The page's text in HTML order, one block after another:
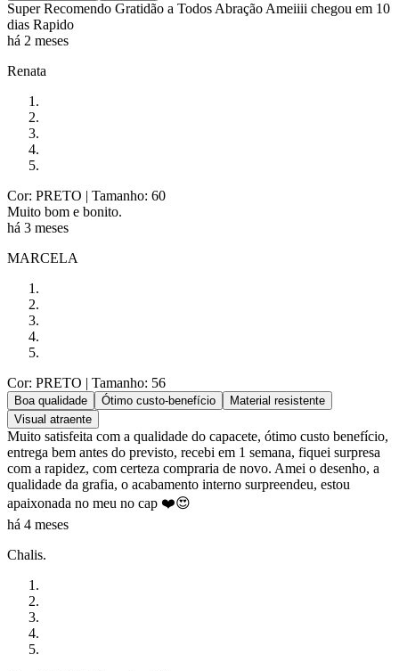
Super Recomendo Gratidão a Todos Abração Ameiiii chegou em 10
dias Rapido
há 2 meses
Renata
Cor: PRETO | Tamanho: 60
Muito bom e bonito.
há 3 meses
MARCELA
Cor: PRETO | Tamanho: 56
Boa qualidade Ótimo custo-benefício
Material resistente
Visual atraente
Muito satisfeita com a qualidade do capacete, ótimo custo benefício,
entrega bem antes do previsto, recebi em 1 semana, fiquei surpresa
com a rapidez, com certeza compraria de novo. Amei o desenho, a
qualidade da grafia, o acabamento interno surpreendeu, estou
apaixonada no meu no cap ❤️😍
há 4 meses
Chalis.